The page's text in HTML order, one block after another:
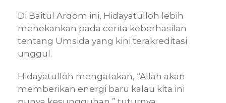
Di Baitul Arqom ini, Hidayatulloh lebih
menekankan pada cerita keberhasilan
tentang Umsida yang kini terakreditasi
unggul.
Hidayatulloh mengatakan, “Allah akan
memberikan energi baru kalau kita ini